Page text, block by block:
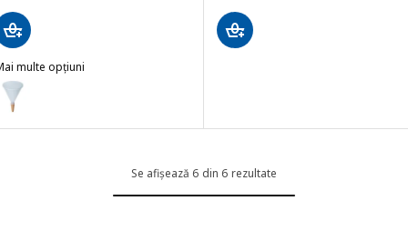
multe opțiuni
SVÄMSKOG, Accesoriu auto-irigare, teracotă/transparent,
Se afișează 6 din 6 rezultate